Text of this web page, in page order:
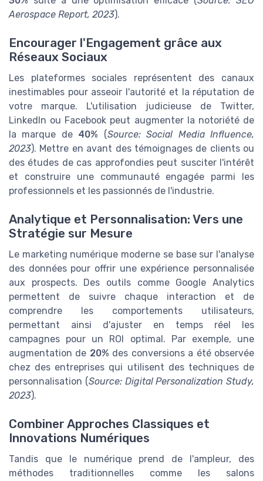
Aerospace Report, 2023).
Encourager l'Engagement grâce aux
Réseaux Sociaux
Les plateformes sociales représentent des canaux
inestimables pour asseoir l'autorité et la réputation de
votre marque. L'utilisation judicieuse de Twitter,
LinkedIn ou Facebook peut augmenter la notoriété de
la marque de 40% (Source: Social Media Influence,
2023). Mettre en avant des témoignages de clients ou
des études de cas approfondies peut susciter l'intérêt
et construire une communauté engagée parmi les
professionnels et les passionnés de l'industrie.
Analytique et Personnalisation: Vers une
Stratégie sur Mesure
Le marketing numérique moderne se base sur l'analyse
des données pour offrir une expérience personnalisée
aux prospects. Des outils comme Google Analytics
permettent de suivre chaque interaction et de
comprendre les comportements utilisateurs,
permettant ainsi d'ajuster en temps réel les
campagnes pour un ROI optimal. Par exemple, une
augmentation de 20% des conversions a été observée
chez des entreprises qui utilisent des techniques de
personnalisation (Source: Digital Personalization Study,
2023).
Combiner Approches Classiques et
Innovations Numériques
Tandis que le numérique prend de l'ampleur, des
méthodes traditionnelles comme les salons